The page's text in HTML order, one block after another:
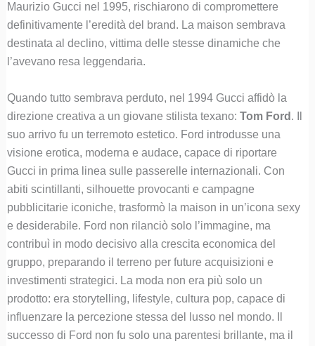
Maurizio Gucci nel 1995, rischiarono di compromettere
definitivamente l’eredità del brand. La maison sembrava
destinata al declino, vittima delle stesse dinamiche che
l’avevano resa leggendaria.
Quando tutto sembrava perduto, nel 1994 Gucci affidò la
direzione creativa a un giovane stilista texano: Tom Ford . Il
suo arrivo fu un terremoto estetico. Ford introdusse una
visione erotica, moderna e audace, capace di riportare
Gucci in prima linea sulle passerelle internazionali. Con
abiti scintillanti, silhouette provocanti e campagne
pubblicitarie iconiche, trasformò la maison in un’icona sexy
e desiderabile. Ford non rilanciò solo l’immagine, ma
contribuì in modo decisivo alla crescita economica del
gruppo, preparando il terreno per future acquisizioni e
investimenti strategici. La moda non era più solo un
prodotto: era storytelling, lifestyle, cultura pop, capace di
influenzare la percezione stessa del lusso nel mondo. Il
successo di Ford non fu solo una parentesi brillante, ma il